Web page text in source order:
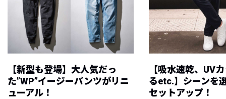
【新型も登場】大人気だっ
た”WP”イージーパンツがリニ
ューアル！
【吸水速乾、UV
るetc.】シーンを
セットアップ！